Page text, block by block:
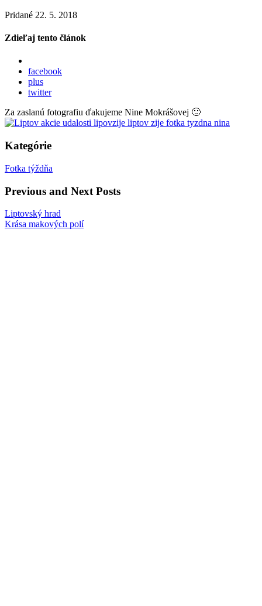
Pridané 22. 5. 2018
Zdieľaj tento článok
facebook
plus
twitter
Za zaslanú fotografiu ďakujeme Nine Mokrášovej 🙂
Kategórie
Fotka týždňa
Previous and Next Posts
Liptovský hrad
Krása makových polí